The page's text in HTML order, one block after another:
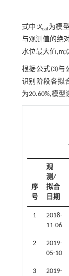
式中:Xcal 为模
与观测值的绝
水位最大值,m;(
根据公式(3)与
识别阶段各拟
为20.60%,模型
序
号
观
测/
拟合
日期
1
2018-
11-06
2
2019-
05-10
3
2019-